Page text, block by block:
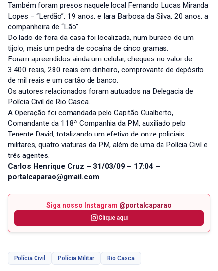
Também foram presos naquele local Fernando Lucas Miranda
Lopes – “Lerdão”, 19 anos, e Iara Barbosa da Silva, 20 anos, a
companheira de “Lão”.
Do lado de fora da casa foi localizada, num buraco de um
tijolo, mais um pedra de cocaína de cinco gramas.
Foram apreendidos ainda um celular, cheques no valor de
3.400 reais, 280 reais em dinheiro, comprovante de depósito
de mil reais e um cartão de banco.
Os autores relacionados foram autuados na Delegacia de
Polícia Civil de Rio Casca.
A Operação foi comandada pelo Capitão Gualberto,
Comandante da 118ª Companhia da PM, auxiliado pelo
Tenente David, totalizando um efetivo de onze policiais
militares, quatro viaturas da PM, além de uma da Polícia Civil e
três agentes.
Carlos Henrique Cruz – 31/03/09 – 17:04 –
portalcaparao@gmail.com
Siga nosso Instagram @portalcaparao
Clique aqui
Polícia Civil Polícia Militar Rio Casca